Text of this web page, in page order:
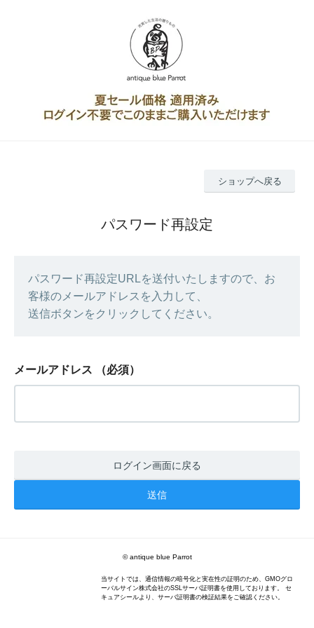
ショップへ戻る
パスワード再設定
パスワード再設定URLを送付いたしますので、お
客様のメールアドレスを入力して、
送信ボタンをクリックしてください。
メールアドレス （必須）
ログイン画面に戻る
© antique blue Parrot
当サイトでは、通信情報の暗号化と実在性の証明のため、GMOグロ
ーバルサイン株式会社のSSLサーバ証明書を使用しております。 セ
キュアシールより、サーバ証明書の検証結果をご確認ください。